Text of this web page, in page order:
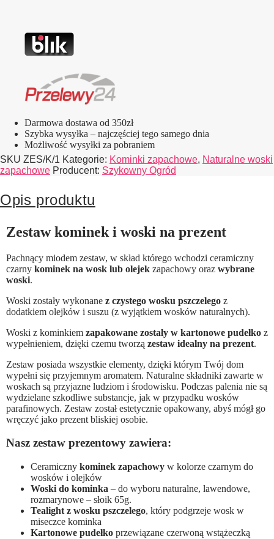
Darmowa dostawa od 350zł
Szybka wysyłka – najczęściej tego samego dnia
Możliwość wysyłki za pobraniem
SKU ZES/K/1 Kategorie: Kominki zapachowe, Naturalne woski
zapachowe Producent: Szykowny Ogród
Opis produktu
Zestaw kominek i woski na prezent
Pachnący miodem zestaw, w skład którego wchodzi ceramiczny
czarny kominek na wosk lub olejek zapachowy oraz wybrane
woski.
Woski zostały wykonane z czystego wosku pszczelego z
dodatkiem olejków i suszu (z wyjątkiem wosków naturalnych).
Woski z kominkiem zapakowane zostały w kartonowe pudełko z
wypełnieniem, dzięki czemu tworzą zestaw idealny na prezent.
Zestaw posiada wszystkie elementy, dzięki którym Twój dom
wypełni się przyjemnym aromatem. Naturalne składniki zawarte w
woskach są przyjazne ludziom i środowisku. Podczas palenia nie są
wydzielane szkodliwe substancje, jak w przypadku wosków
parafinowych. Zestaw został estetycznie opakowany, abyś mógł go
wręczyć jako prezent bliskiej osobie.
Nasz zestaw prezentowy zawiera:
Ceramiczny kominek zapachowy w kolorze czarnym do
wosków i olejków
Woski do kominka – do wyboru naturalne, lawendowe,
rozmarynowe – słoik 65g.
Tealight z wosku pszczelego, który podgrzeje wosk w
miseczce kominka
Kartonowe pudełko przewiązane czerwoną wstążeczką